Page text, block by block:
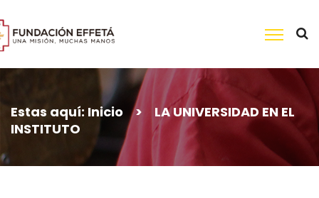
to
content
Buscar:
Estas aquí: Inicio >
LA UNIVERSIDAD EN EL
INSTITUTO